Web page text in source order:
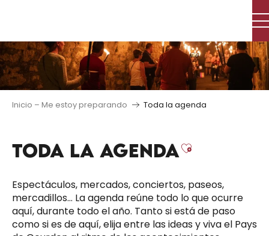
principal
Inicio – Me estoy preparando Toda la agenda
TODA LA AGENDAAjouter
Espectáculos, mercados, conciertos, paseos,
mercadillos… La agenda reúne todo lo que ocurre
aquí, durante todo el año. Tanto si está de paso
como si es de aquí, elija entre las ideas y viva el Pays